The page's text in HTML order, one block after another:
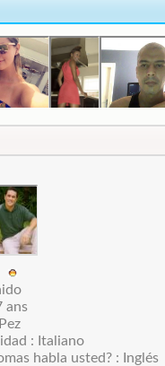
ans
: Italiano
habla usted? : Inglés